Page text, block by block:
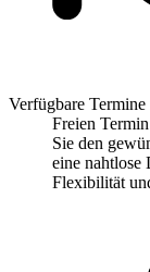
Verfügbare Termine
Freien
Sie den
eine nahtlose
Flexibilität